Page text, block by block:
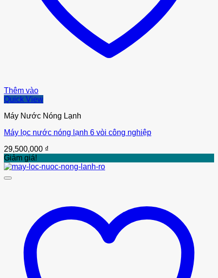
Thêm vào
Quick View
Máy Nước Nóng Lạnh
Máy lọc nước nóng lạnh 6 vòi công nghiệp
29,500,000 ₫
Giảm giá!